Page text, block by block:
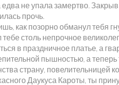
не упала замертво.
прочь.
как позорно обманул тебя
тебе столь непрочное
в праздничное платье, а
пышностью, а
страну, повелительницей
Даукуса Кароты, ты